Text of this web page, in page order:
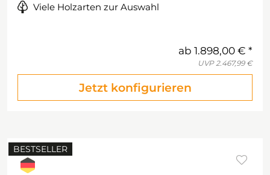
Viele Holzarten zur Auswahl
ab 1.898,00 €
UVP 2.467,99 €
Jetzt konfigurieren
BESTSELLER